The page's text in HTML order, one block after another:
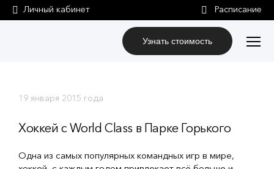
Личный кабинет
Узнать стоимость
19 января 2015 года
Хоккей с World Class в Парке Горького
Одна из самых популярных командных игр в мире,